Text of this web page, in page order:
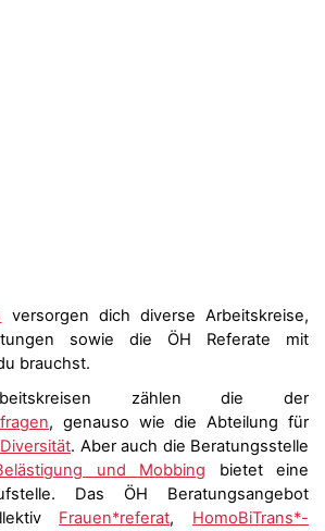
versorgen dich diverse Arbeitskreise,
sowie die ÖH Referate mit
brauchst.
zählen die der
, genauso wie die Abteilung für
. Aber auch die Beratungsstelle
und Mobbing bietet eine
Das ÖH Beratungsangebot
Frauen*referat, HomoBiTrans*-